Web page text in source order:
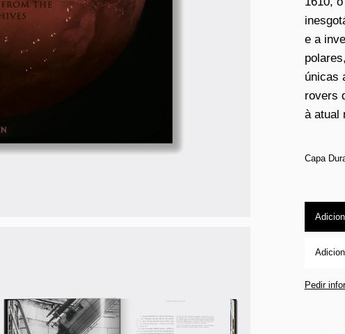
e a
únicas
rovers
à atual
Capa
Pedir